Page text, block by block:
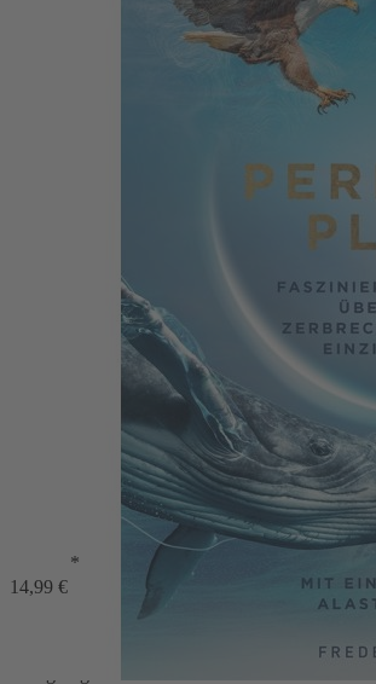
Zum Anfang der Bildergalerie springen
Ein perfekter Planet
Huw Cordey
Faszinierende Geschichten über Stärke und
Artikel vergriffen
*
14,99 €
Artikel vergriffen
Faszinierende Geschichten über Stärke und